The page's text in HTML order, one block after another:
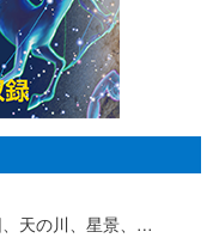
天の川、星景、…